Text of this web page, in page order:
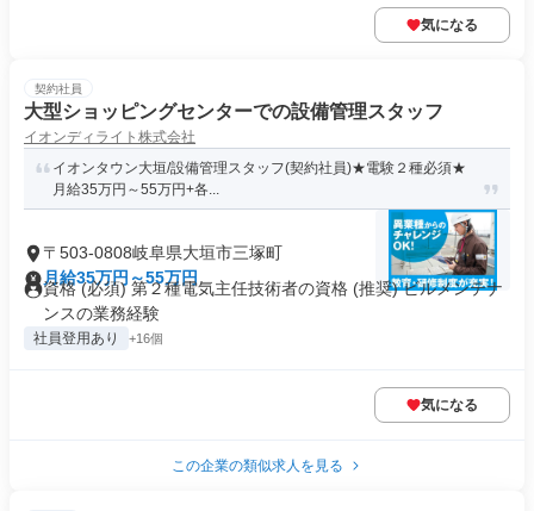
気になる
契約社員
大型ショッピングセンターでの設備管理スタッフ
イオンディライト株式会社
イオンタウン大垣/設備管理スタッフ(契約社員)★電験２種必須★
月給35万円～55万円+各...
〒503-0808岐阜県大垣市三塚町
月給35万円～55万円
資格 (必須) 第２種電気主任技術者の資格 (推奨) ビルメンテナ
ンスの業務経験
社員登用あり +16個
気になる
この企業の類似求人を見る